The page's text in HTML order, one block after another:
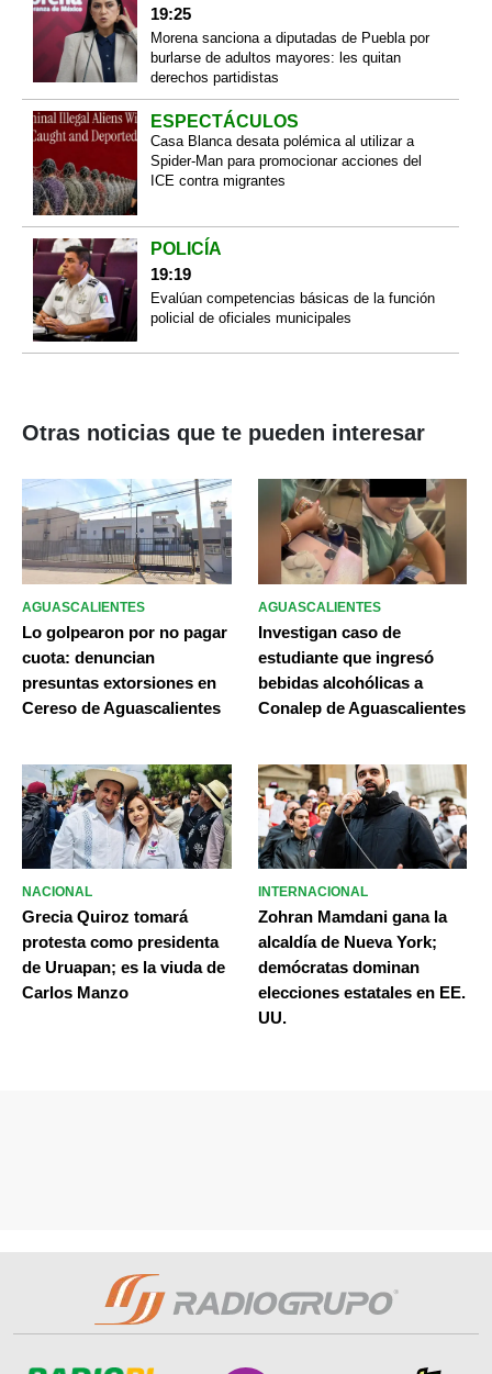
19:25
Morena sanciona a diputadas de Puebla por
burlarse de adultos mayores: les quitan
derechos partidistas
ESPECTÁCULOS
Casa Blanca desata polémica al utilizar a
Spider-Man para promocionar acciones del
ICE contra migrantes
POLICÍA
19:19
Evalúan competencias básicas de la función
policial de oficiales municipales
Otras noticias que te pueden interesar
AGUASCALIENTES
Lo golpearon por no pagar
cuota: denuncian
presuntas extorsiones en
Cereso de Aguascalientes
AGUASCALIENTES
Investigan caso de
estudiante que ingresó
bebidas alcohólicas a
Conalep de Aguascalientes
NACIONAL
Grecia Quiroz tomará
protesta como presidenta
de Uruapan; es la viuda de
Carlos Manzo
INTERNACIONAL
Zohran Mamdani gana la
alcaldía de Nueva York;
demócratas dominan
elecciones estatales en EE.
UU.